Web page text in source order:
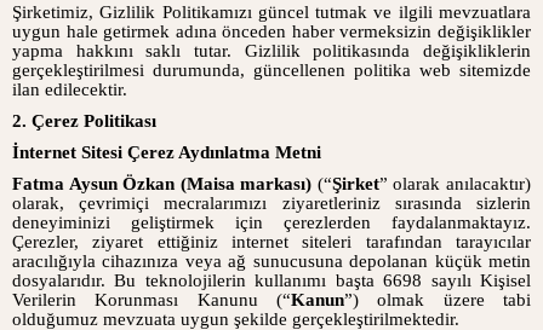
Şirketimiz, Gizlilik Politikamızı güncel tutmak ve ilgili mevzuatlara
uygun hale getirmek adına önceden haber vermeksizin değişiklikler
yapma hakkını saklı tutar. Gizlilik politikasında değişikliklerin
gerçekleştirilmesi durumunda, güncellenen politika web sitemizde
ilan edilecektir.
2. Çerez Politikası
İnternet Sitesi Çerez Aydınlatma Metni
Fatma Aysun Özkan (Maisa markası) (“Şirket” olarak anılacaktır)
olarak, çevrimiçi mecralarımızı ziyaretleriniz sırasında sizlerin
deneyiminizi geliştirmek için çerezlerden faydalanmaktayız.
Çerezler, ziyaret ettiğiniz internet siteleri tarafından tarayıcılar
aracılığıyla cihazınıza veya ağ sunucusuna depolanan küçük metin
dosyalarıdır. Bu teknolojilerin kullanımı başta 6698 sayılı Kişisel
Verilerin Korunması Kanunu (“Kanun”) olmak üzere tabi
olduğumuz mevzuata uygun şekilde gerçekleştirilmektedir.